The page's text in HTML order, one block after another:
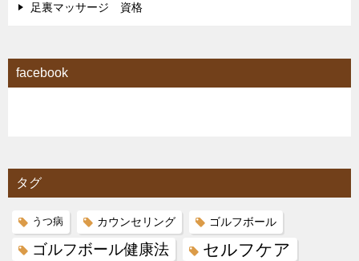
足裏マッサージ 資格
facebook
タグ
うつ病 カウンセリング ゴルフボール
ゴルフボール健康法 セルフケア